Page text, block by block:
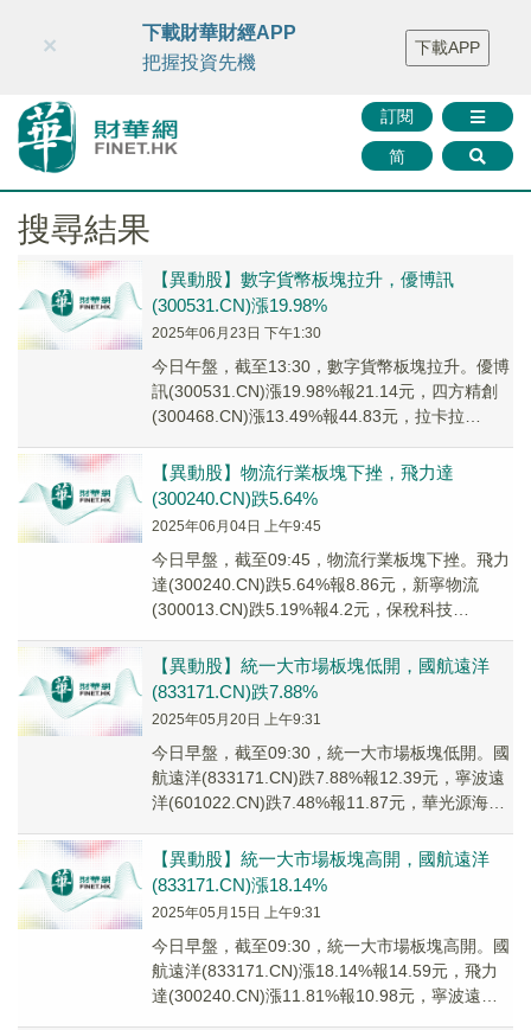
財華智庫網 FINTV FINMETA 財華證券 媒體矩陣
智庫沙龍
聯絡我們
訂閱
简
×
下載財華財經APP
把握投資先機
下載APP
搜尋結果
【異動股】數字貨幣板塊拉升，優博訊
(300531.CN)漲19.98%
2025年06月23日 下午1:30
今日午盤，截至13:30，數字貨幣板塊拉升。優博
訊(300531.CN)漲19.98%報21.14元，四方精創
(300468.CN)漲13.49%報44.83元，拉卡拉
【異動股】物流行業板塊下挫，飛力達
(300240.CN)跌5.64%
2025年06月04日 上午9:45
今日早盤，截至09:45，物流行業板塊下挫。飛力
達(300240.CN)跌5.64%報8.86元，新寧物流
(300013.CN)跌5.19%報4.2元，保稅科技
【異動股】統一大市場板塊低開，國航遠洋
(833171.CN)跌7.88%
2025年05月20日 上午9:31
今日早盤，截至09:30，統一大市場板塊低開。國
航遠洋(833171.CN)跌7.88%報12.39元，寧波遠
洋(601022.CN)跌7.48%報11.87元，華光源海
【異動股】統一大市場板塊高開，國航遠洋
(833171.CN)漲18.14%
2025年05月15日 上午9:31
今日早盤，截至09:30，統一大市場板塊高開。國
航遠洋(833171.CN)漲18.14%報14.59元，飛力
達(300240.CN)漲11.81%報10.98元，寧波遠洋